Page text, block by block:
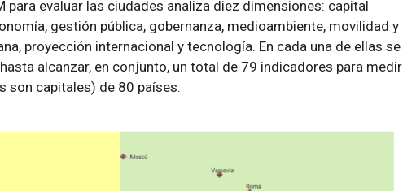
para evaluar las ciudades analiza diez dimensiones: capital
gestión pública, gobernanza, medioambiente, movilidad y
proyección internacional y tecnología. En cada una de ellas se
alcanzar, en conjunto, un total de 79 indicadores para medir
son capitales) de 80 países.